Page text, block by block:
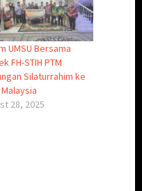
UMSU Bersama
FH-STIH PTM
Silaturrahim ke
Malaysia
28, 2025